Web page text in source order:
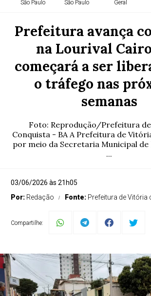
São Paulo São Paulo Geral
Prefeitura avança
na Lourival
começará a ser
o tráfego nas
semanas
Foto: Reprodução/Prefeitura
Conquista - BA A Prefeitura de
por meio da Secretaria Municipal
...
03/06/2026 às 21h05
Por: Redação Fonte: Prefeitura de Vitória
Compartilhe: